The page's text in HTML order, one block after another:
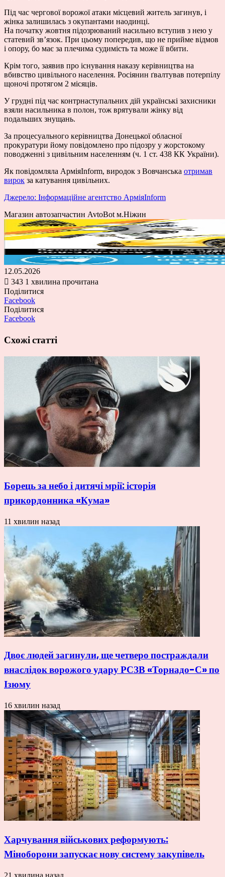
Під час чергової ворожої атаки місцевий житель загинув, і
жінка залишилась з окупантами наодинці.
На початку жовтня підозрюваний насильно вступив з нею у
статевий зв’язок. При цьому попередив, що не прийме відмов
і опору, бо має за плечима судимість та може її вбити.
Крім того, заявив про існування наказу керівництва на
вбивство цивільного населення. Росіянин ґвалтував потерпілу
щоночі протягом 2 місяців.
У грудні під час контрнаступальних дій українські захисники
взяли насильника в полон, тож врятували жінку від
подальших знущань.
За процесуального керівництва Донецької обласної
прокуратури йому повідомлено про підозру у жорстокому
поводженні з цивільним населенням (ч. 1 ст. 438 КК України).
Як повідомляла АрміяInform, виродок з Вовчанська отримав
вирок за катування цивільних.
Джерело: Інформаційне агентство АрміяInform
Магазин автозапчастин AvtoBot м.Ніжин
12.05.2026
343 1 хвилина прочитана
Поділитися
Facebook
Поділитися
Facebook
Схожі статті
Борець за небо і дитячі мрії: історія
прикордонника «Кума»
11 хвилин назад
Двоє людей загинули, ще четверо постраждали
внаслідок ворожого удару РСЗВ «Торнадо-С» по
Ізюму
16 хвилин назад
Харчування військових реформують:
Міноборони запускає нову систему закупівель
21 хвилина назад